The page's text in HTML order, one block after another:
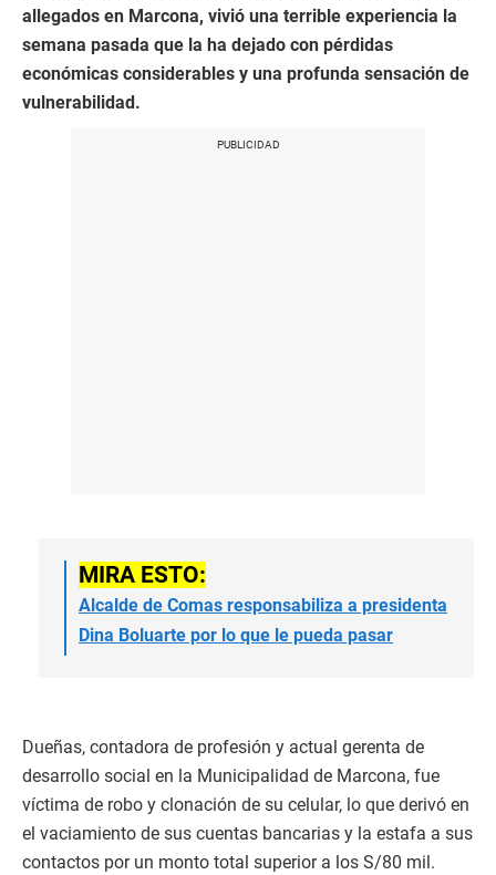
allegados en Marcona, vivió una terrible experiencia la
semana pasada que la ha dejado con pérdidas
económicas considerables y una profunda sensación de
vulnerabilidad.
MIRA ESTO:
Alcalde de Comas responsabiliza a presidenta
Dina Boluarte por lo que le pueda pasar
Dueñas, contadora de profesión y actual gerenta de
desarrollo social en la Municipalidad de Marcona, fue
víctima de robo y clonación de su celular, lo que derivó en
el vaciamiento de sus cuentas bancarias y la estafa a sus
contactos por un monto total superior a los S/80 mil.